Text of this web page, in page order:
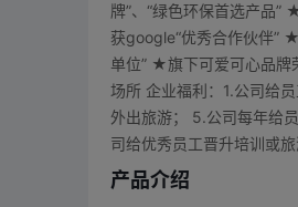
牌”、“绿色环保首选产品
获google“优秀合作伙伴”
单位” ★旗下可爱可心品牌
场所 企业福利：1.公司给
外出旅游； 5.公司每年给
司给优秀员工晋升培训或
产品介绍